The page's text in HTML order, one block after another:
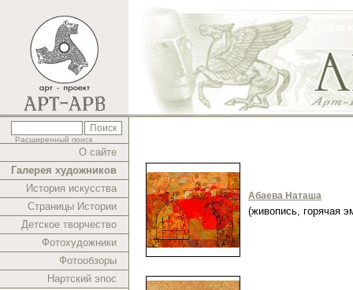
Расширенный поиск
О сайте
Галерея художников
История искусства
Страницы Истории
Детское творчество
Фотохудожники
Фотообзоры
Нартский эпос
Абаева Наташа
(живопись, горячая